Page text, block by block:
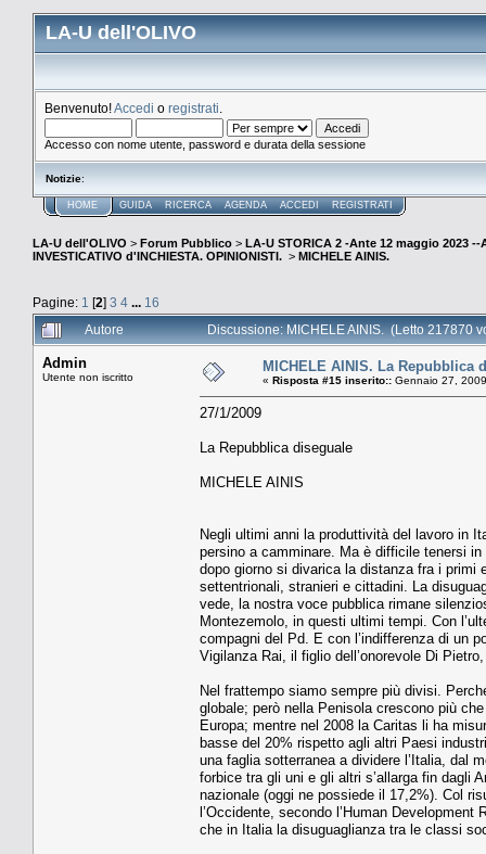
LA-U dell'OLIVO
Benvenuto!Accedi o registrati
Accesso con nome utente, password e durata della sessione
Notizie:
HOME GUIDA RICERCA AGENDA ACCEDI REGISTRATI
LA-U dell'OLIVO > Forum Pubblico > LA-U STORICA 2 -Ante 12 maggio 2023 --
INVESTICATIVO d'INCHIESTA. OPINIONISTI. > MICHELE AINIS.
Pagine: 1 [2] 3 4 ... 16
Autore
Discussione: MICHELE AINIS. (Letto 217870
Admin
Utente non iscritto
MICHELE AINIS. La Repubblica
« Risposta #15 inserito:: Gennaio 27,
27/1/2009
La Repubblica diseguale
MICHELE AINIS
Negli ultimi anni la produttività del lavoro in
persino a camminare. Ma è difficile tenersi
dopo giorno si divarica la distanza fra i
settentrionali, stranieri e cittadini. La
vede, la nostra voce pubblica rimane
Montezemolo, in questi ultimi tempi. Con
compagni del Pd. E con l’indifferenza di un
Vigilanza Rai, il figlio dell’onorevole Di
Nel frattempo siamo sempre più divisi.
globale; però nella Penisola crescono più
Europa; mentre nel 2008 la Caritas li ha
basse del 20% rispetto agli altri Paesi
una faglia sotterranea a dividere l’Italia, dal
forbice tra gli uni e gli altri s’allarga fin dagli
nazionale (oggi ne possiede il 17,2%). Col
l’Occidente, secondo l’Human
che in Italia la disuguaglianza tra le classi